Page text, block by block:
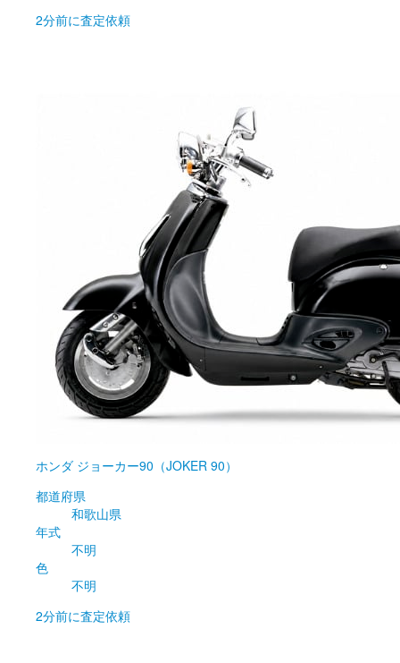
2分前に査定依頼
ホンダ ジョーカー90（JOKER 90）
都道府県
和歌山県
年式
不明
色
不明
2分前に査定依頼